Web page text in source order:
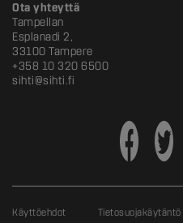
Ota yhteyttä
Tampellan
Esplanadi 2,
33100 Tampere
+358 10 320 6500
sihti@sihti.fi
Käyttöehdot Tietosuojakäytäntö